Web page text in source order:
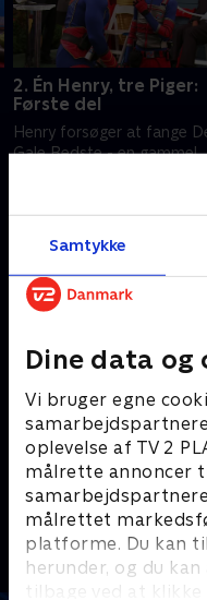
Samtykke
Dine data og
Vi bruger egne
oplevelse af TV 2
målrette annoncer
målrettet
platforme. Du kan
herunder, og du
tilbage ved at klikke
2. Én Henry, tre Piger:
Første del
Henry forsøger at fange
Gale Bedste - en gammel
offentligheden. Det giver
Andre så også
Oiii-Gården
Børneserier • 3 sæsoner